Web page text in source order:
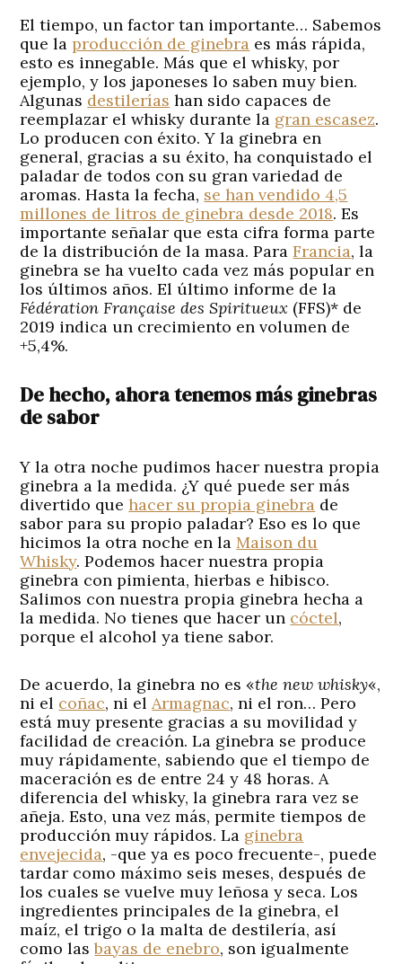
El tiempo, un factor tan importante… Sabemos
que laproducción de ginebra es más rápida,
esto es innegable. Más que el whisky, por
ejemplo, y los japoneses lo saben muy bien.
Algunas destilerías han sido capaces de
reemplazar el whisky durante la gran escasez.
Lo producen con éxito. Y la ginebra en
general, gracias a su éxito, ha conquistado el
paladar de todos con su gran variedad de
aromas. Hasta la fecha, se han vendido 4,5
millones de litros de ginebra desde 2018. Es
importante señalar que esta cifra forma parte
de la distribución de la masa. ParaFrancia, la
ginebra se ha vuelto cada vez más popular en
los últimos años. El último informe de la
Fédération Française des Spiritueux (FFS)* de
2019 indica un crecimiento en volumen de
+5,4%.
De hecho, ahora tenemos más ginebras
de sabor
Y la otra noche pudimos hacer nuestra propia
ginebra a la medida. ¿Y qué puede ser más
divertido quehacer su propia ginebra de
sabor para su propio paladar? Eso es lo que
hicimos la otra noche en laMaison du
Whisky. Podemos hacer nuestra propia
ginebra con pimienta, hierbas e hibisco.
Salimos con nuestra propia ginebra hecha a
la medida. No tienes que hacer un cóctel,
porque el alcohol ya tiene sabor.
De acuerdo, la ginebra no es «the new whisky«,
ni el coñac, ni elArmagnac, ni el ron… Pero
está muy presente gracias a su movilidad y
facilidad de creación. La ginebra se produce
muy rápidamente, sabiendo que el tiempo de
maceración es de entre 24 y 48 horas. A
diferencia del whisky, la ginebra rara vez se
añeja. Esto, una vez más, permite tiempos de
producción muy rápidos. La ginebra
envejecida, -que ya es poco frecuente-, puede
tardar como máximo seis meses, después de
los cuales se vuelve muy leñosa y seca. Los
ingredientes principales de la ginebra, el
maíz, el trigo o la malta de destilería, así
como lasbayas de enebro, son igualmente